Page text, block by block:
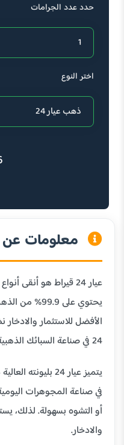
حدد عدد الجرامات
اختر النوع
معلومات عن
عيار 24 قيراط هو
يحتوي على
الأفضل للاستثمار والادخار
24 في صناعة السبائك الذهبية والاستثمارات طويلة الأجل.
يتميز عيار 24
في صناعة المجوهرات
أو التشوه بسهولة. لذلك،
والادخار.